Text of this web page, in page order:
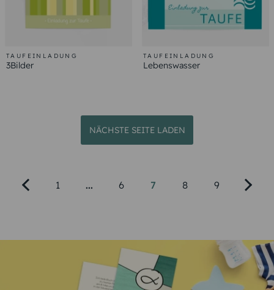
TAUFEINLADUNG
3Bilder
TAUFEINLADUNG
Lebenswasser
NÄCHSTE SEITE LADEN
1 ... 6 7 8 9